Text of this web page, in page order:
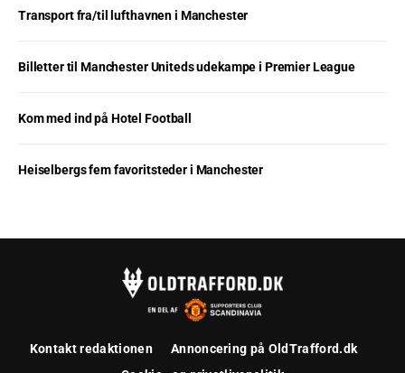
Transport fra/til lufthavnen i Manchester
Billetter til Manchester Uniteds udekampe i Premier League
Kom med ind på Hotel Football
Heiselbergs fem favoritsteder i Manchester
Kontakt redaktionen
Annoncering på OldTrafford.dk